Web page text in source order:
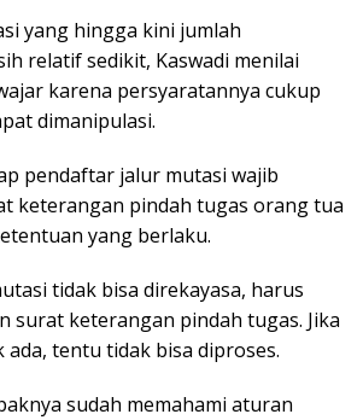
yang hingga kini jumlah
relatif sedikit, Kaswadi menilai
karena persyaratannya cukup
dimanipulasi.
pendaftar jalur mutasi wajib
keterangan pindah tugas orang tua
yang berlaku.
tidak bisa direkayasa, harus
surat keterangan pindah tugas. Jika
tentu tidak bisa diproses.
sudah memahami aturan